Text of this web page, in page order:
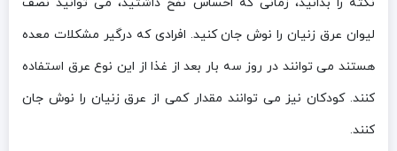
لیوان عرق زنیان را نوش جان کنید. افرادی که درگیر مشکلات معده
هستند می توانند در روز سه بار بعد از غذا از این نوع عرق استفاده
کنند. کودکان نیز می توانند مقدار کمی از عرق زنیان را نوش جان
کنند.